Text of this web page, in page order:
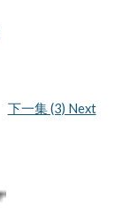
下一集 (3) Next